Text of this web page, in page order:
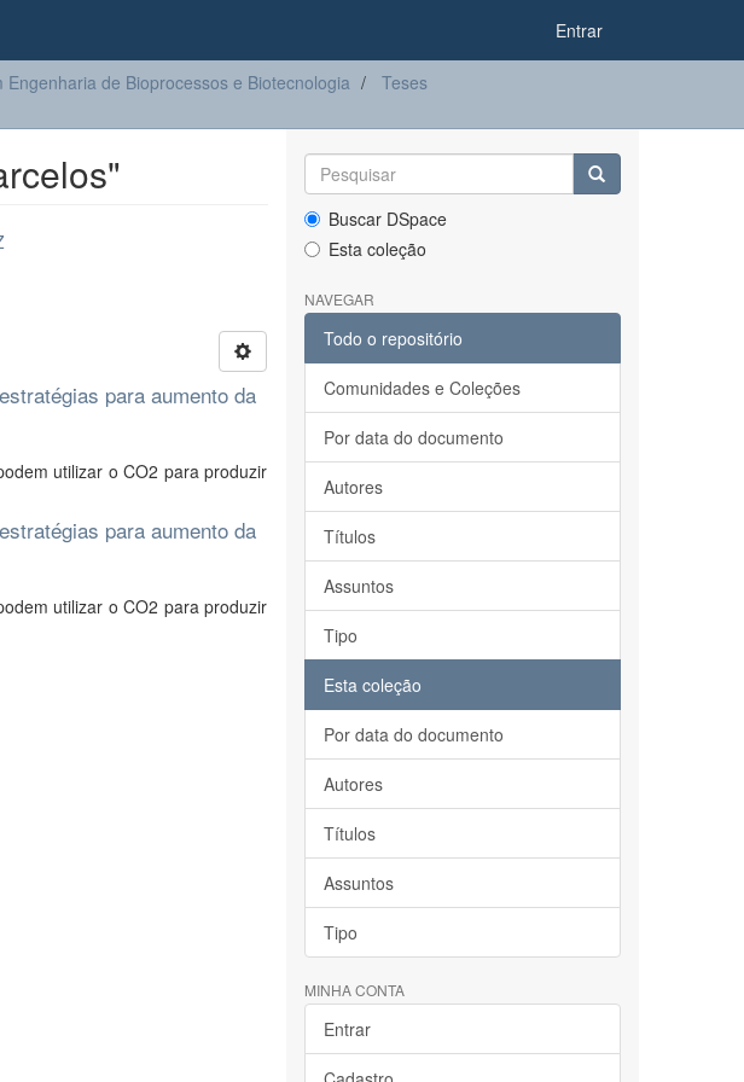
Entrar
de Bioprocessos e Biotecnologia
Teses
para aumento da
utilizar o CO2 para produzir
para aumento da
utilizar o CO2 para produzir
Buscar DSpace
Esta coleção
NAVEGAR
Todo o repositório
Comunidades e Coleções
Por data do documento
Autores
Títulos
Assuntos
Tipo
Esta coleção
Por data do documento
Autores
Títulos
Assuntos
Tipo
MINHA CONTA
Entrar